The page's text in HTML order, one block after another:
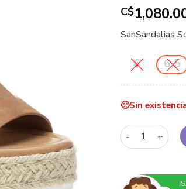
C$
SanSandalias
6 6.5
Sin
Sandalias